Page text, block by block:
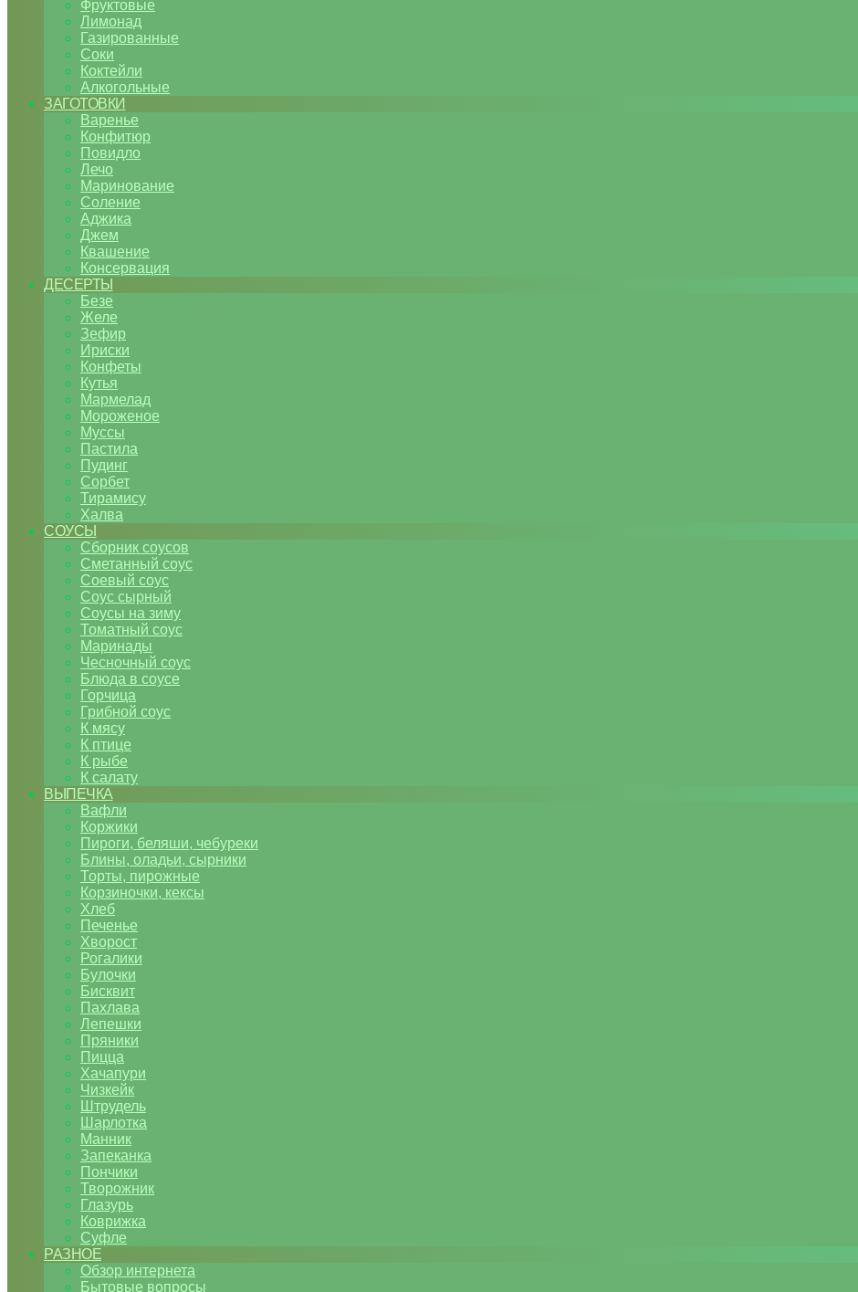
Фруктовые
Лимонад
Газированные
Соки
Коктейли
Алкогольные
ЗАГОТОВКИ
Варенье
Конфитюр
Повидло
Лечо
Маринование
Соление
Аджика
Джем
Квашение
Консервация
ДЕСЕРТЫ
Безе
Желе
Зефир
Ириски
Конфеты
Кутья
Мармелад
Мороженое
Муссы
Пастила
Пудинг
Сорбет
Тирамису
Халва
СОУСЫ
Сборник соусов
Сметанный соус
Соевый соус
Соус сырный
Соусы на зиму
Томатный соус
Маринады
Чесночный соус
Блюда в соусе
Горчица
Грибной соус
К мясу
К птице
К рыбе
К салату
ВЫПЕЧКА
Вафли
Коржики
Пироги, беляши, чебуреки
Блины, оладьи, сырники
Торты, пирожные
Корзиночки, кексы
Хлеб
Печенье
Хворост
Рогалики
Булочки
Бисквит
Пахлава
Лепешки
Пряники
Пицца
Хачапури
Чизкейк
Штрудель
Шарлотка
Манник
Запеканка
Пончики
Творожник
Глазурь
Коврижка
Суфле
РАЗНОЕ
Обзор интернета
Бытовые вопросы